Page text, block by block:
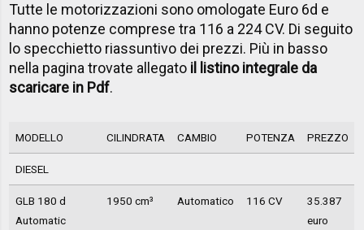
Tutte le motorizzazioni sono omologate Euro 6d e
hanno potenze comprese tra 116 a 224 CV. Di seguito
lo specchietto riassuntivo dei prezzi. Più in basso
nella pagina trovate allegato il listino integrale da
scaricare in Pdf.
MODELLO CILINDRATA CAMBIO POTENZA PREZZO
DIESEL
GLB 180 d
Automatic
1950 cm³ Automatico 116 CV
35.387
euro